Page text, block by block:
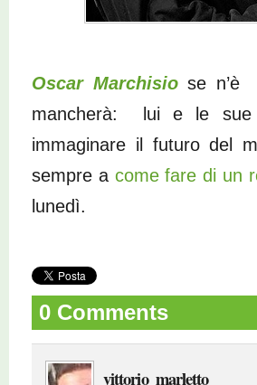
Oscar Marchisio se n’è
mancherà: lui e le sue
immaginare il futuro del
sempre a come fare di un
lunedì.
0 Comments
vittorio_marletto